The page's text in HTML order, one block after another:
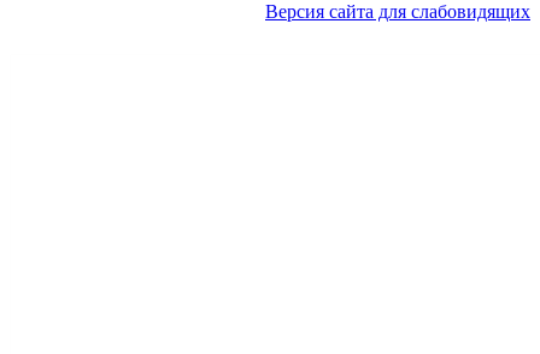
Версия сайта для слабовидящих